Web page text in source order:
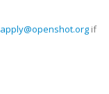
apply@openshot.org if